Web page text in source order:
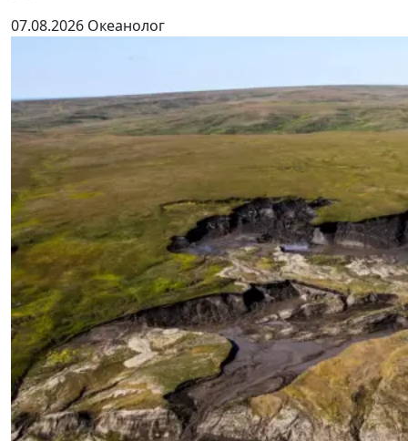
07.08.2026 Океанолог